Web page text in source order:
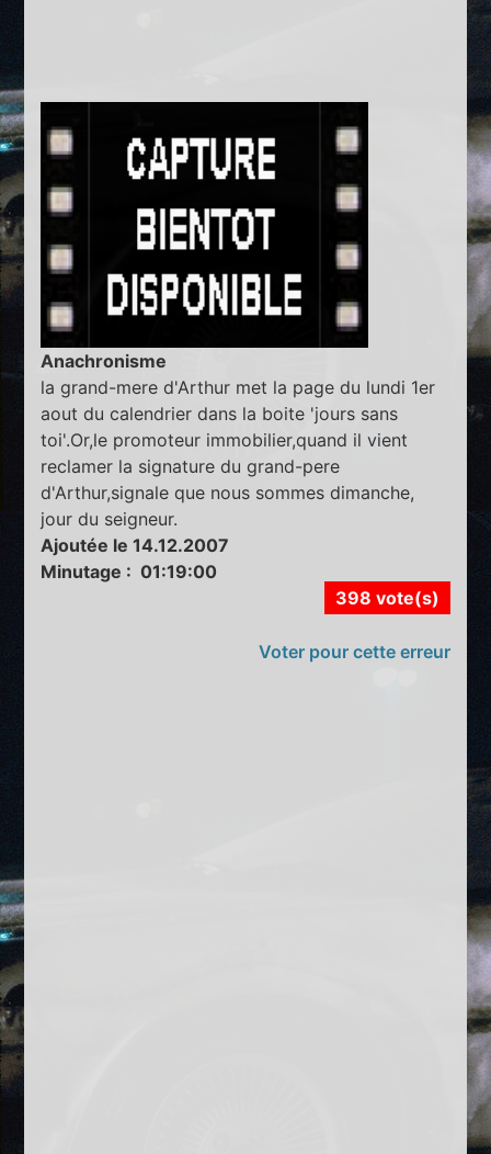
Anachronisme
la grand-mere d'Arthur met la page du lundi 1er
aout du calendrier dans la boite 'jours sans
toi'.Or,le promoteur immobilier,quand il vient
reclamer la signature du grand-pere
d'Arthur,signale que nous sommes dimanche,
jour du seigneur.
Ajoutée le 14.12.2007
Minutage : 01:19:00
398 vote(s)
Voter pour cette erreur